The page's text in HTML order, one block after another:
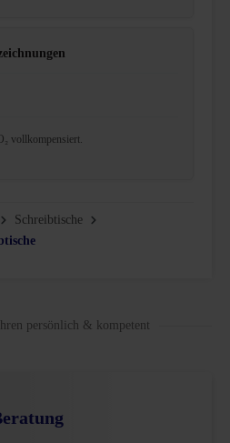
vollkompensiert.
Schreibtische
persönlich & kompetent